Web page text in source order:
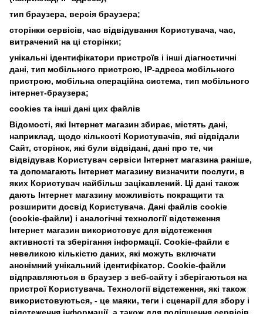
тип браузера, версія браузера;
cторінки сервісів, час відвідування Користувача, час,
витрачений на ці сторінки;
унікальні ідентифікатори пристроїв і інші діагностичні
дані, тип мобільного пристрою, IP-адреса мобільного
пристрою, мобільна операційна система, тип мобільного
інтернет-браузера;
cookies та інші дані цих файлів
Відомості, які Інтернет магазин збирає, містять дані,
наприклад, щодо кількості Користувачів, які відвідали
Сайт, сторінок, які були відвідані, дані про те, чи
відвідував Користувач сервіси Інтернет магазина раніше,
та допомагають Інтернет магазину визначити послуги, в
яких Користувач найбільш зацікавлений. Ці дані також
дають Інтернет магазину можливість покращити та
розширити досвід Користувача. Дані файлів cookie
(сookie-файли) і аналогічні технології відстеження
Інтернет магазин використовує для відстеження
активності та зберігання інформації. Сookie-файли є
невеликою кількістю даних, які можуть включати
анонімний унікальний ідентифікатор. Cookie-файли
відправляються в браузер з веб-сайту і зберігаються на
пристрої Користувача. Технології відстеження, які також
використовуються, - це маяки, теги і сценарії для збору і